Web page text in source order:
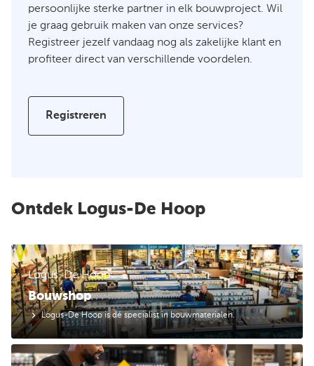
persoonlijke sterke partner in elk bouwproject. Wil
je graag gebruik maken van onze services?
Registreer jezelf vandaag nog als zakelijke klant en
profiteer direct van verschillende voordelen.
Registreren
Ontdek Logus-De Hoop
Bouwshop
Logus-De Hoop
Logus-De Hoop is dé specialist in bouwmaterialen.